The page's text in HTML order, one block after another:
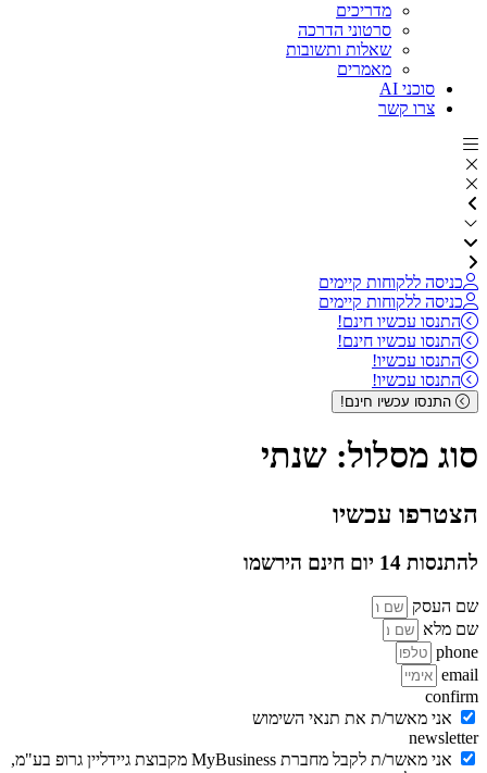
מדריכים
סרטוני הדרכה
שאלות ותשובות
מאמרים
סוכני AI
צרו קשר
כניסה ללקוחות קיימים
כניסה ללקוחות קיימים
התנסו עכשיו חינם!
התנסו עכשיו חינם!
התנסו עכשיו!
התנסו עכשיו!
התנסו עכשיו חינם!
סוג מסלול: שנתי
הצטרפו עכשיו
להתנסות 14 יום חינם הירשמו
שם העסק
שם מלא
phone
email
confirm
אני מאשר/ת את תנאי השימוש
newsletter
אני מאשר/ת לקבל מחברת MyBusiness מקבוצת גיידליין גרופ בע"מ,